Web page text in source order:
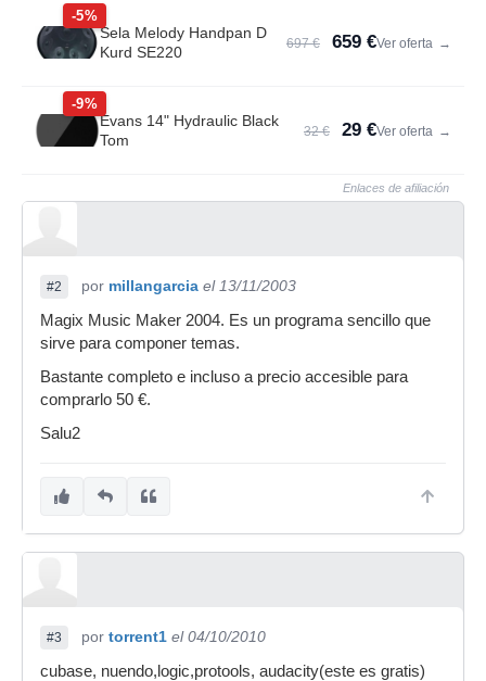
-5%
Sela Melody Handpan D
Kurd SE220
697 € 659 €Ver oferta →
-9%
Evans 14" Hydraulic Black
Tom
32 € 29 €Ver oferta →
Enlaces de afiliación
#2 por millangarcia el 13/11/2003
Magix Music Maker 2004. Es un programa sencillo que
sirve para componer temas.
Bastante completo e incluso a precio accesible para
comprarlo 50 €.
Salu2
#3 por torrent1 el 04/10/2010
cubase, nuendo,logic,protools, audacity(este es gratis)